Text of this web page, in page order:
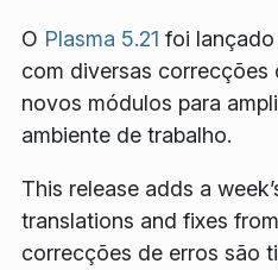
O Plasma 5.21 foi lançado
com diversas correcções
novos módulos para
ambiente de trabalho.
This release adds a
translations and fixes
correcções de erros são